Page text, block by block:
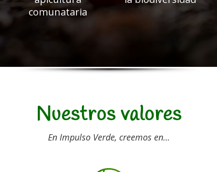
comunataria
Nuestros valores
En Impulso Verde, creemos en…